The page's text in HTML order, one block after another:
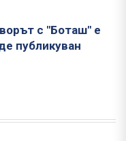
с "Боташ" е
публикуван